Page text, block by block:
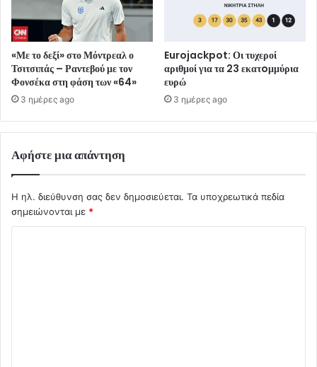
«Με το δεξί» στο Μόντρεαλ ο
Τσιτσιπάς – Ραντεβού με τον
Φονσέκα στη φάση των «64»
3 ημέρες ago
Eurojackpot: Οι τυχεροί
αριθμοί για τα 23 εκατoμμύρια
ευρώ
3 ημέρες ago
Αφήστε μια απάντηση
Η ηλ. διεύθυνση σας δεν δημοσιεύεται. Τα υποχρεωτικά πεδία
σημειώνονται με *